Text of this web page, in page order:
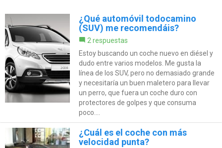
¿Qué automóvil todocamino
(SUV) me recomendáis?
2 respuestas
Estoy buscando un coche nuevo en diésel y
dudo entre varios modelos. Me gusta la
línea de los SUV, pero no demasiado grande
y necesitaría un buen maletero para llevar
un perro, que fuera un coche duro con
protectores de golpes y que consuma
poco....
¿Cuál es el coche con más
velocidad punta?